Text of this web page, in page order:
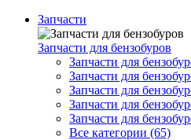
Запчасти
Запчасти для бензобуров
Запчасти для
Запчасти для
Запчасти для
Запчасти для
Запчасти для
Все категории (65)